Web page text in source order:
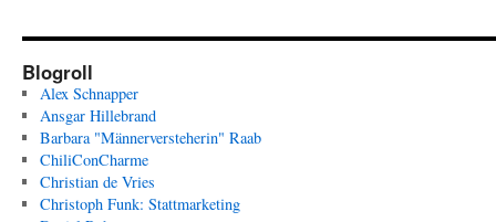
Blogroll
Alex Schnapper
Ansgar Hillebrand
Barbara "Männerversteherin" Raab
ChiliConCharme
Christian de Vries
Christoph Funk: Stattmarketing